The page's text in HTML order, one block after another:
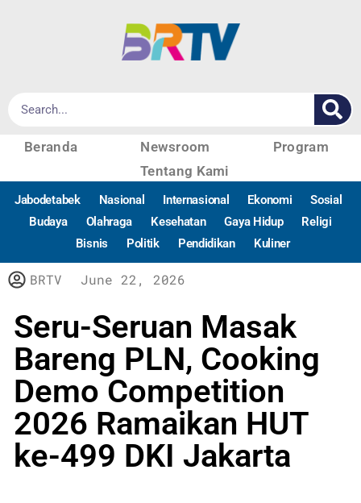
Beranda Newsroom
Program
Tentang Kami
Jabodetabek Nasional Internasional Ekonomi
Sosial
Budaya
Olahraga Kesehatan Gaya Hidup
Religi
Bisnis
Politik Pendidikan Kuliner
BRTV June 22, 2026
Seru-Seruan Masak
Bareng PLN, Cooking
Demo Competition
2026 Ramaikan HUT
ke-499 DKI Jakarta